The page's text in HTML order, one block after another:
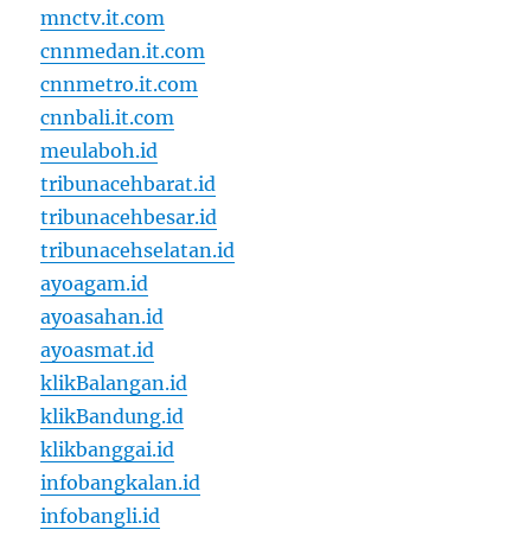
mnctv.it.com
cnnmedan.it.com
cnnmetro.it.com
cnnbali.it.com
meulaboh.id
tribunacehbarat.id
tribunacehbesar.id
tribunacehselatan.id
ayoagam.id
ayoasahan.id
ayoasmat.id
klikBalangan.id
klikBandung.id
klikbanggai.id
infobangkalan.id
infobangli.id